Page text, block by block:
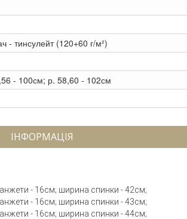
- тинсулейт (120+60 г/м²)
- 100см; р. 58,60 - 102см
ІНФОРМАЦІЯ
- 16см; ширина спинки - 42см;
- 16см; ширина спинки - 43см;
- 16см; ширина спинки - 44см;